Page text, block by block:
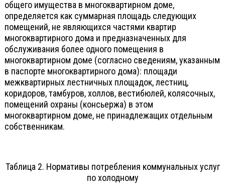
общего имущества в многоквартирном доме,
определяется как суммарная площадь следующих
помещений, не являющихся частями квартир
многоквартирного дома и предназначенных для
обслуживания более одного помещения в
многоквартирном доме (согласно сведениям, указанным
в паспорте многоквартирного дома): площади
межквартирных лестничных площадок, лестниц,
коридоров, тамбуров, холлов, вестибюлей, колясочных,
помещений охраны (консьержа) в этом
многоквартирном доме, не принадлежащих отдельным
собственникам.
Таблица 2. Нормативы потребления коммунальных услуг
по холодному